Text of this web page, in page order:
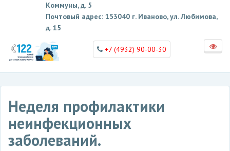
Коммуны, д. 5
Почтовый адрес: 153040 г. Иваново, ул. Любимова,
д. 15
+7 (4932) 90-00-30
Неделя профилактики
неинфекционных
заболеваний.